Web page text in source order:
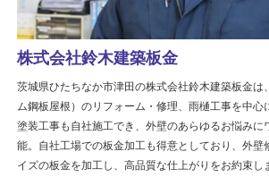
株式会社鈴木建築板金
茨城県ひたちなか市津田の株式会社鈴木建築板金は
ム鋼板屋根）のリフォーム・修理、雨樋工事を中心
塗装工事も自社施工でき、外壁のあらゆるお悩みに
能。自社工場での板金加工も得意としており、外壁
イズの板金を加工し、高品質な仕上がりをお約束し